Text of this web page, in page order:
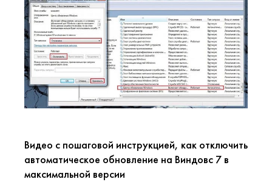
Видео с пошаговой инструкцией, как отключить
автоматическое обновление на Виндовс 7 в
максимальной версии